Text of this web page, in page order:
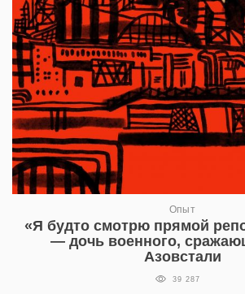
Опыт
«Я будто смотрю прямой
— дочь военного,
Азовстали
39 287